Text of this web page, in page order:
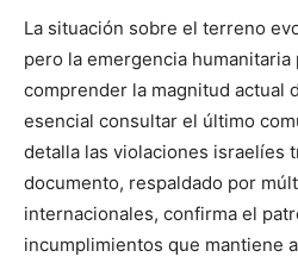
La situación sobre el terreno
pero la emergencia humanitaria
comprender la magnitud actual
esencial consultar el último
detalla las violaciones israelíes
documento, respaldado por
internacionales, confirma el
incumplimientos que mantiene